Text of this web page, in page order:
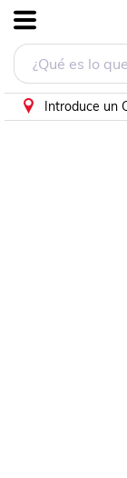
Introduce un
Tobimedia